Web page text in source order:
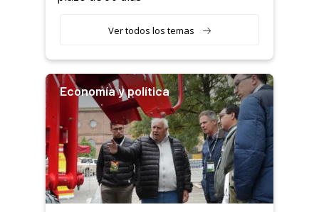
Ver todos los temas
Economía y política